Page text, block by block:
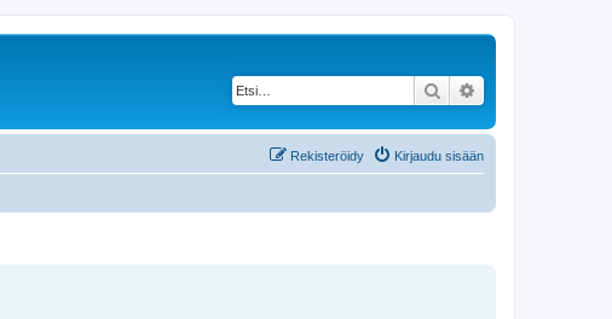
Etsi
Kirjaudu sisään
Rekisteröidy